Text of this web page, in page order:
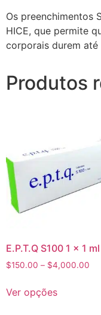
Os preenchimentos
HICE, que permite
corporais durem até
Produtos
E.P.T.Q S100 1 x 1 ml
$150.00 – $4,000.00
Ver opções